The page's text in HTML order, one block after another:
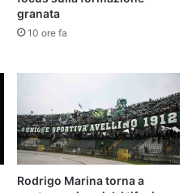
granata
10 ore fa
Rodrigo Marina torna a